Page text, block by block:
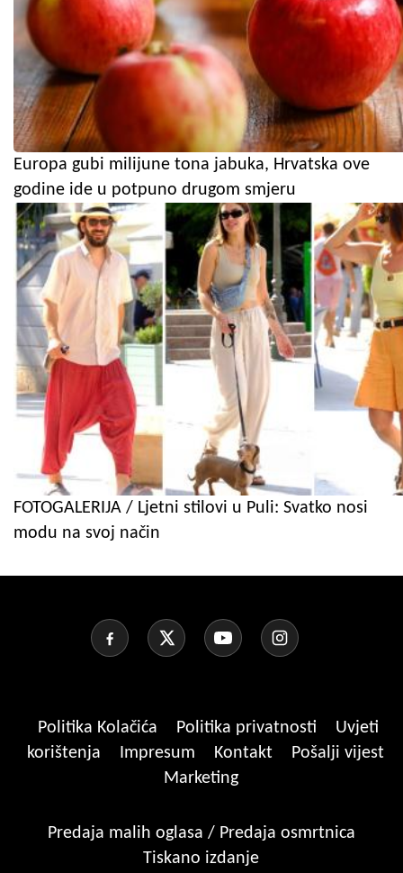
Europa gubi milijune tona jabuka, Hrvatska ove
godine ide u potpuno drugom smjeru
FOTOGALERIJA / Ljetni stilovi u Puli: Svatko nosi
modu na svoj način
Politika Kolačića Politika privatnosti
Uvjeti
korištenja
Impresum Kontakt
Pošalji vijest
Marketing
Predaja malih oglasa / Predaja osmrtnica
Tiskano izdanje